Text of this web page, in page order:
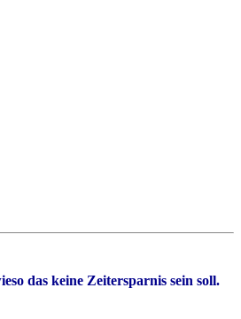
das keine Zeitersparnis sein soll.